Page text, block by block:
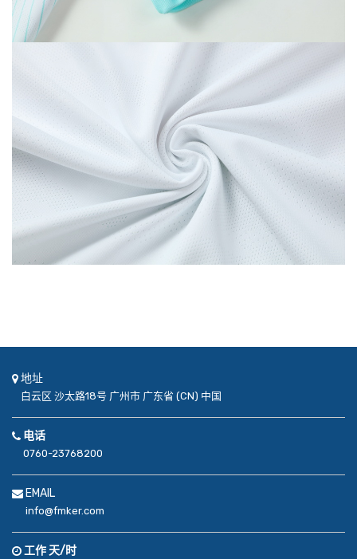
地址
白云区 沙太路18号 广州市 广东省 (CN) 中国
电话
0760-23768200
EMAIL
info@fmker.com
工作 天/时